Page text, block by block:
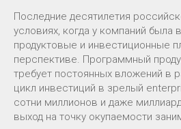
Последние десятилетия
условиях, когда у компаний была
продуктовые и инвестиционные
перспективе. Программный
требует постоянных вложений в
цикл инвестиций в зрелый
сотни миллионов и даже
выход на точку окупаемости